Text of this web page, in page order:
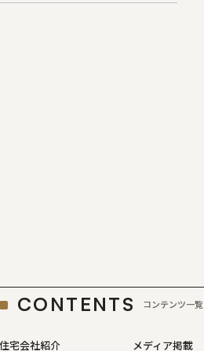
CONTENTS コンテンツ一覧
住宅会社紹介 メディア掲載